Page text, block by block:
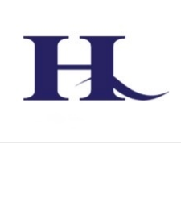
content